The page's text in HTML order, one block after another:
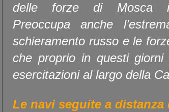
delle forze di Mosca
Preoccupa anche
schieramento russo e le
che proprio in questi giorni
esercitazioni al largo della
Le navi seguite a distanza